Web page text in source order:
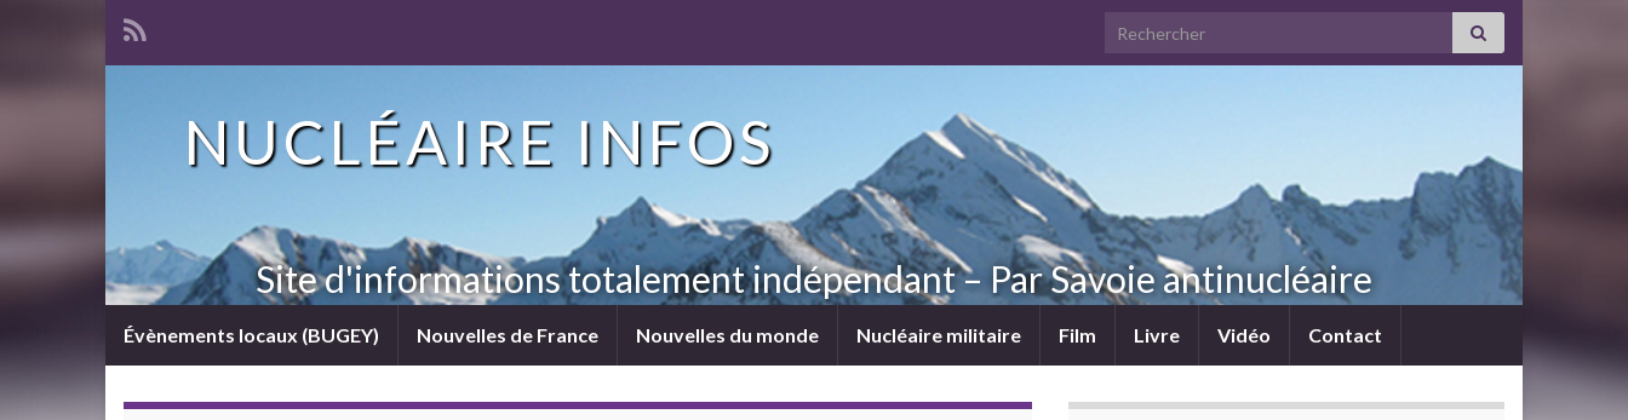
Search for:
NUCLÉAIRE INFOS
Site d'informations totalement indépendant – Par Savoie antinucléaire
Évènements locaux (BUGEY) Nouvelles de France Nouvelles du monde Nucléaire militaire Film Livre Vidéo Contact